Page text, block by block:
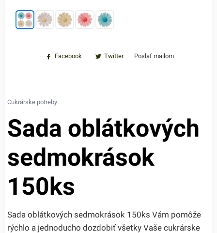
Facebook Twitter Poslať mailom
Cukrárske potreby
Sada oblátkových
sedmokrások
150ks
Sada oblátkových sedmokrások 150ks Vám pomôže
rýchlo a jednoducho dozdobiť všetky Vaše cukrárske